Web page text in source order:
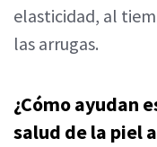
elasticidad, al
las arrugas.
¿Cómo ayudan
salud de la piel